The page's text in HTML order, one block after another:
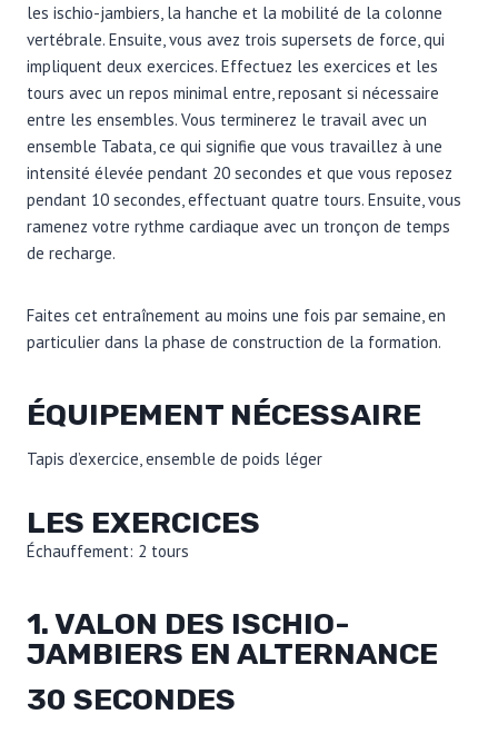
les ischio-jambiers, la hanche et la mobilité de la colonne
vertébrale. Ensuite, vous avez trois supersets de force, qui
impliquent deux exercices. Effectuez les exercices et les
tours avec un repos minimal entre, reposant si nécessaire
entre les ensembles. Vous terminerez le travail avec un
ensemble Tabata, ce qui signifie que vous travaillez à une
intensité élevée pendant 20 secondes et que vous reposez
pendant 10 secondes, effectuant quatre tours. Ensuite, vous
ramenez votre rythme cardiaque avec un tronçon de temps
de recharge.
Faites cet entraînement au moins une fois par semaine, en
particulier dans la phase de construction de la formation.
ÉQUIPEMENT NÉCESSAIRE
Tapis d’exercice, ensemble de poids léger
LES EXERCICES
Échauffement: 2 tours
1. VALON DES ISCHIO-
JAMBIERS EN ALTERNANCE
30 SECONDES